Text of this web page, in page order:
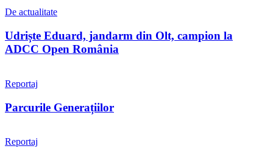
De actualitate
Udriște Eduard, jandarm din Olt, campion la
ADCC Open România
Reportaj
Parcurile Generațiilor
Reportaj